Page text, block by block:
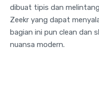
dibuat tipis dan
Zeekr yang dapat
bagian ini pun clean dan
nuansa modern.